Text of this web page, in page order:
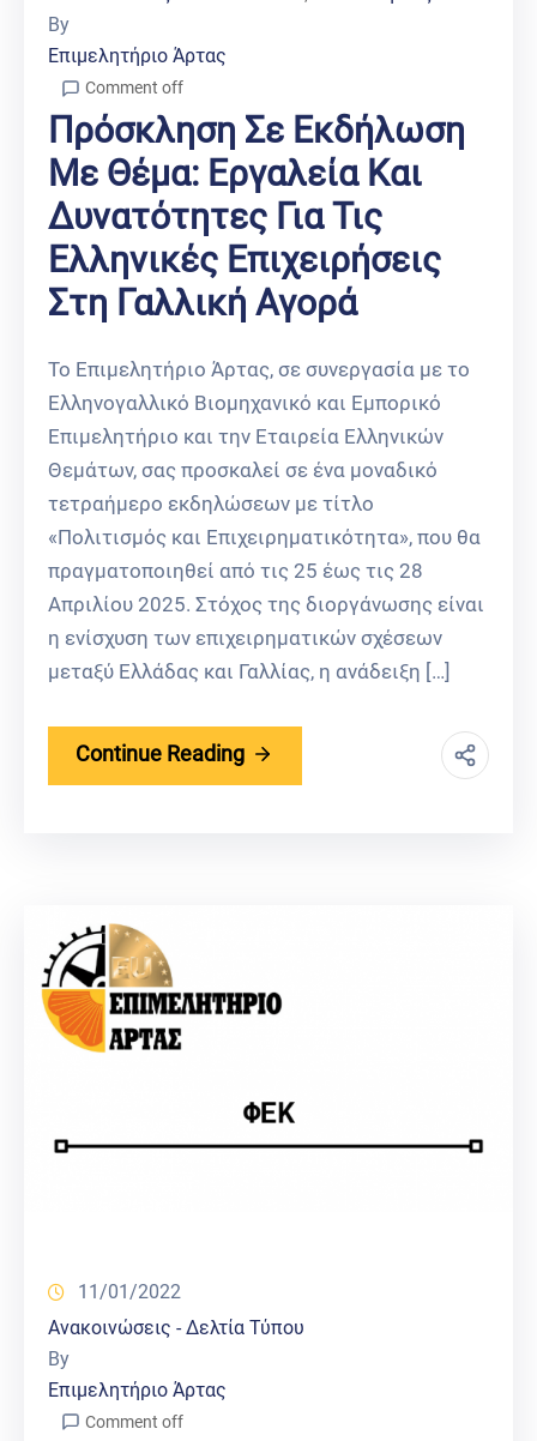
By
Επιμελητήριο Άρτας
Comment off
Πρόσκληση Σε Εκδήλωση
Με Θέμα: Εργαλεία Και
Δυνατότητες Για Τις
Ελληνικές Επιχειρήσεις
Στη Γαλλική Αγορά
Το Επιμελητήριο Άρτας, σε συνεργασία με το
Ελληνογαλλικό Βιομηχανικό και Εμπορικό
Επιμελητήριο και την Εταιρεία Ελληνικών
Θεμάτων, σας προσκαλεί σε ένα μοναδικό
τετραήμερο εκδηλώσεων με τίτλο
«Πολιτισμός και Επιχειρηματικότητα», που θα
πραγματοποιηθεί από τις 25 έως τις 28
Απριλίου 2025. Στόχος της διοργάνωσης είναι
η ενίσχυση των επιχειρηματικών σχέσεων
μεταξύ Ελλάδας και Γαλλίας, η ανάδειξη […]
Continue Reading
11/01/2022
Ανακοινώσεις - Δελτία Τύπου
By
Επιμελητήριο Άρτας
Comment off